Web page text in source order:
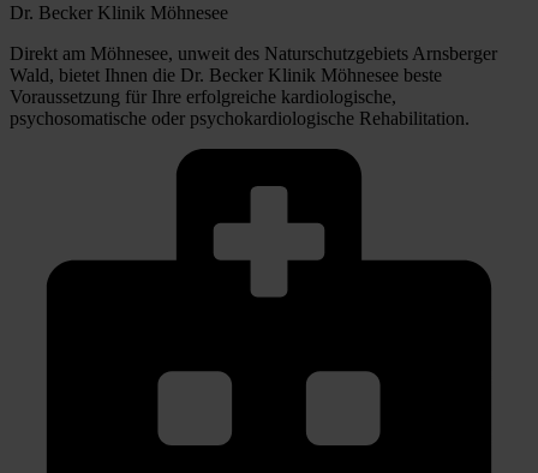
Dr. Becker Klinik Möhnesee
Direkt am Möhnesee, unweit des Naturschutzgebiets Arnsberger
Wald, bietet Ihnen die Dr. Becker Klinik Möhnesee beste
Voraussetzung für Ihre erfolgreiche kardiologische,
psychosomatische oder psychokardiologische Rehabilitation.